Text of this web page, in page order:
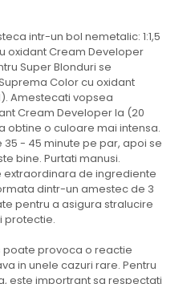
intr-un bol nemetalic: 1:1,5
oxidant Cream Developer
Super Blonduri se
Color cu oxidant
Amestecati vopsea
Cream Developer la (20
obtine o culoare mai intensa.
- 45 minute pe par, apoi se
bine. Purtati manusi.
de ingrediente
dintr-un amestec de 3
pentru a asigura stralucire
protectie.
poate provoca o reactie
in unele cazuri rare. Pentru
este importrant sa respectati